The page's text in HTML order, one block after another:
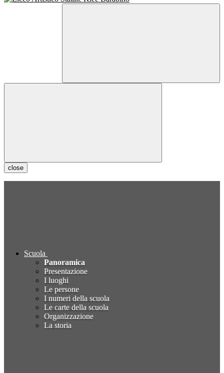
close
Scuola
Panoramica
Presentazione
I luoghi
Le persone
I numeri della scuola
Le carte della scuola
Organizzazione
La storia